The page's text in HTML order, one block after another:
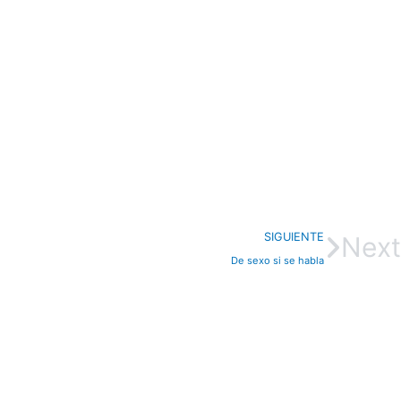
SIGUIENTE
De sexo si se habla Next